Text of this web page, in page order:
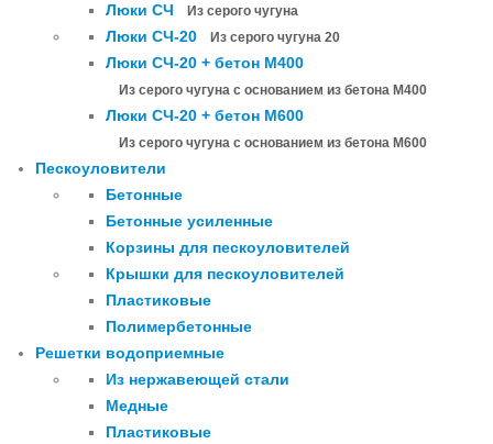
Люки СЧ
Из серого чугуна
Люки СЧ-20 Из серого чугуна 20
Люки СЧ-20 + бетон М400
Из серого чугуна с основанием из бетона М400
Люки СЧ-20 + бетон М600
Из серого чугуна с основанием из бетона М600
Пескоуловители
Бетонные
Бетонные усиленные
Корзины для пескоуловителей
Крышки для пескоуловителей
Пластиковые
Полимербетонные
Решетки водоприемные
Из нержавеющей стали
Медные
Пластиковые